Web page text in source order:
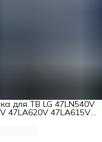
для ТВ LG 47LN540V
47LA620V 47LA615V
47LN575V ЭКОНОМ